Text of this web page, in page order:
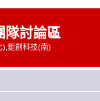
隊討論區
),鉅創科技(南)